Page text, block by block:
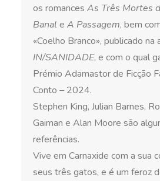
os romances As Três Mortes
Banal e A Passagem, bem
«Coelho Branco», publicado na
IN/SANIDADE, e com o qual
Prémio Adamastor de Ficção
Conto – 2024.
Stephen King, Julian Barnes,
Gaiman e Alan Moore são
referências.
Vive em Carnaxide com a sua
seus três gatos, e é um feroz